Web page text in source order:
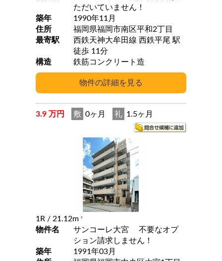
ただいていません！
築年
1990年11月
住所
福岡県福岡市南区平和2丁目
最寄駅
西鉄天神大牟田線 西鉄平尾 駅
徒歩 11分
構造
鉄筋コンクリート造
3.9 万円 敷 0ヶ月 礼 1.5ヶ月
1R / 21.12m 2
物件名
サンコーレ大宮 不要なオプ
ション請求しません！
築年
1991年03月